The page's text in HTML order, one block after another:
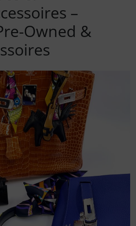
–
Owned &
Exklusive Pre-Owned & Neue